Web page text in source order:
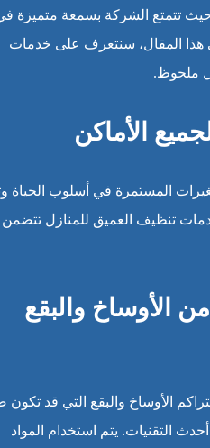
تتمتع الشركة بسمعة متميزة
هذا المقال، سنتعرف على خدمات
ملحوظ.
الأماكن
المستمرة في أسلوب الحياة
تنظيف العميق للمنازل تتضمن
الأوساخ والبقع
الأوساخ والبقع التي قد تكون
التقنيات. يتم استخدام المواد